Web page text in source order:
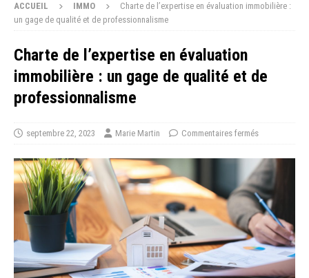
ACCUEIL IMMO
Charte de l’expertise en évaluation immobilière :
un gage de qualité et de professionnalisme
Charte de l’expertise en évaluation
immobilière : un gage de qualité et de
professionnalisme
septembre 22, 2023 Marie Martin Commentaires fermés